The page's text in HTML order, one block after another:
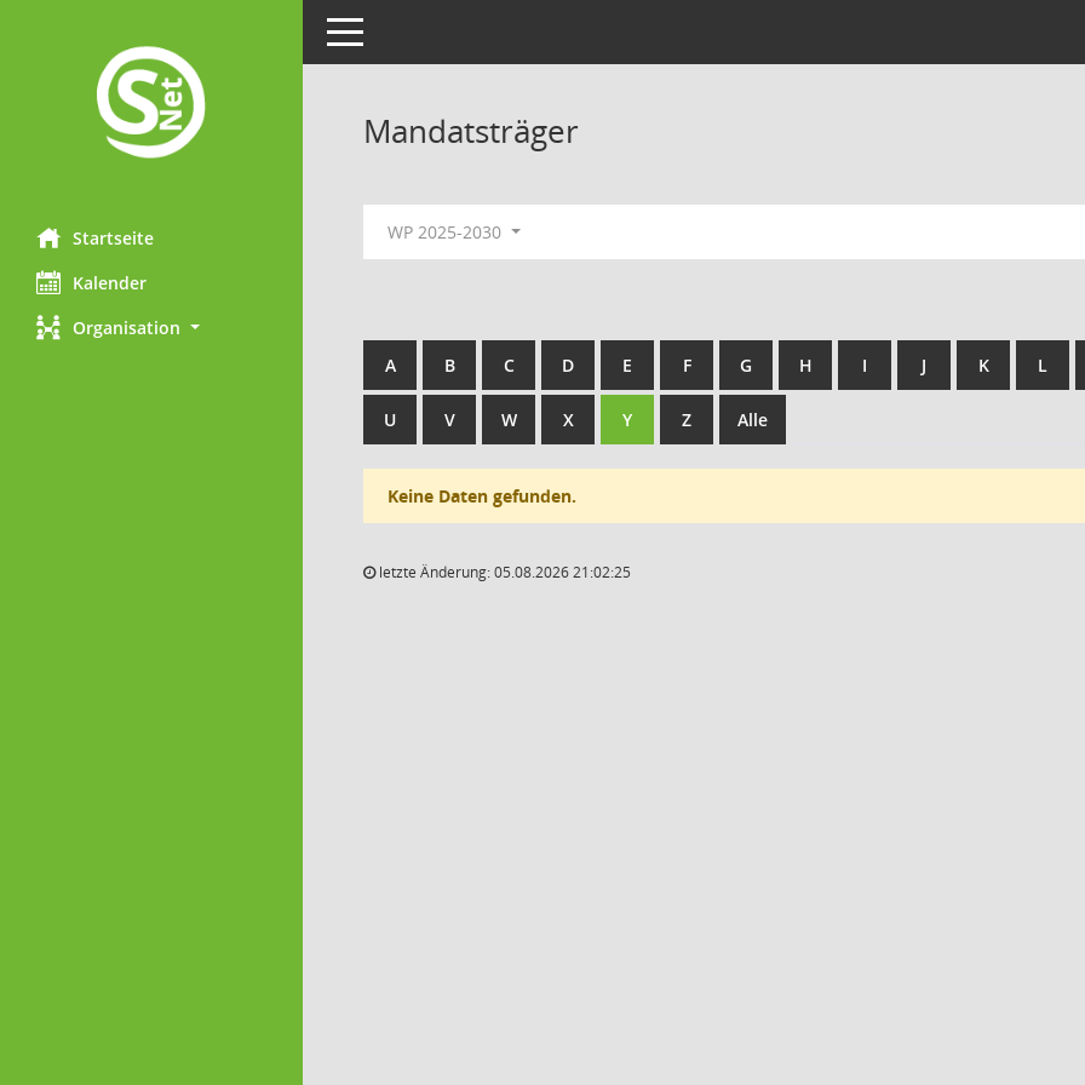
Startseite
Kalender
Organisation
Toggle navigation
Mandatsträger
WP 2025-2030
A B C D E F G H I J K L
U V W X Y Z Alle
Keine Daten gefunden.
letzte Änderung: 05.08.2026 21:02:25